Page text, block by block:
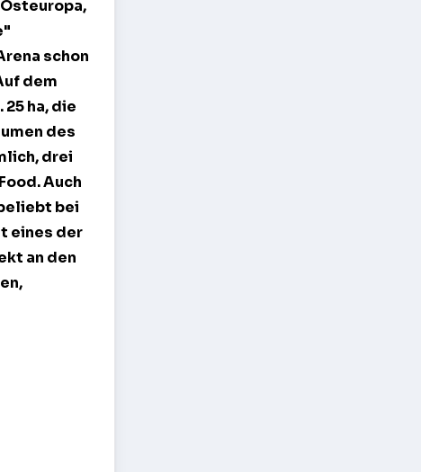
schon
dem
ha, die
des
drei
Auch
bei
eines der
an den